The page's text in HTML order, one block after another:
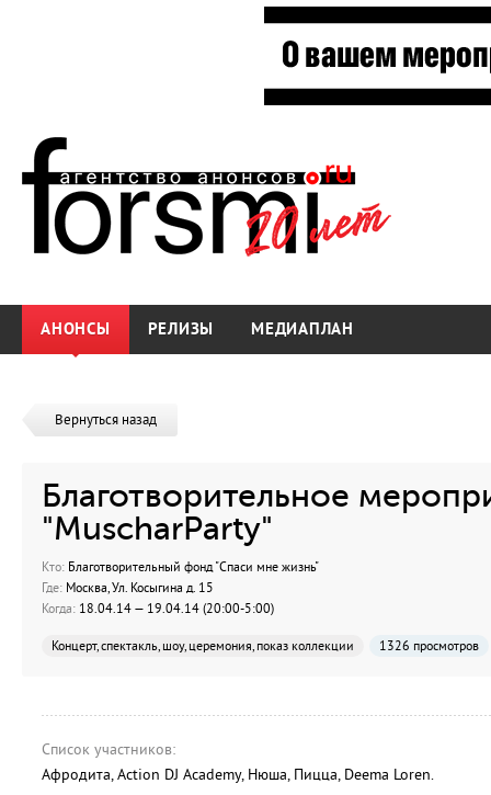
АНОНСЫ РЕЛИЗЫ МЕДИАПЛАН
Вернуться назад
Благотворительное
"MuscharParty"
Кто: Благотворительный фонд "Спаси мне жизнь"
Где: Москва, Ул. Косыгина д. 15
Когда: 18.04.14 — 19.04.14 (20:00-5:00)
Концерт, спектакль, шоу, церемония, показ коллекции 1326 просмотров
Список участников:
Афродита, Action DJ Academy, Нюша, Пицца, Deema Loren.